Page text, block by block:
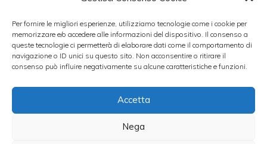
Per fornire le migliori esperienze, utilizziamo tecnologie come i cookie per
memorizzare e/o accedere alle informazioni del dispositivo. Il consenso a
queste tecnologie ci permetterà di elaborare dati come il comportamento di
navigazione o ID unici su questo sito. Non acconsentire o ritirare il
consenso può influire negativamente su alcune caratteristiche e funzioni.
Accetta
Nega
cuocere per 4 minuti, dopo di che
aggiungete anche le arance e il finocchietto
e togliete la pentola dal fuoco.
Scolate gli ingredienti e metteteli ad
asciugare su un panno pulito. Quando
saranno asciutti potrete sistemarli all’interno